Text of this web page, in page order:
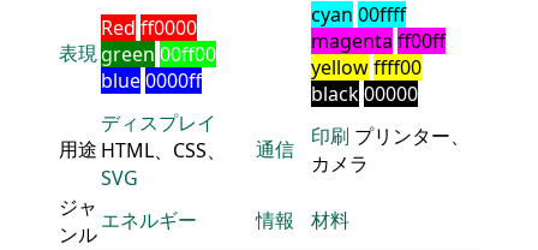
表現
Red ff0000
green 00ff00
blue0000ff
cyan 00ffff
magenta ff00ff
yellowffff00
black00000
用途
ディスプレイ
HTML、CSS、
SVG
通信 印刷 プリンター、
カメラ
ジャ
ンル
エネルギー 情報
材料